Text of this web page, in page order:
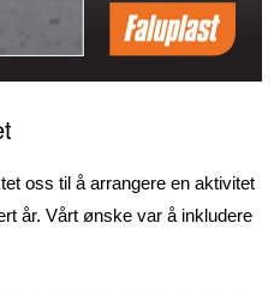
oss til å arrangere en aktivitet
år. Vårt ønske var å inkludere